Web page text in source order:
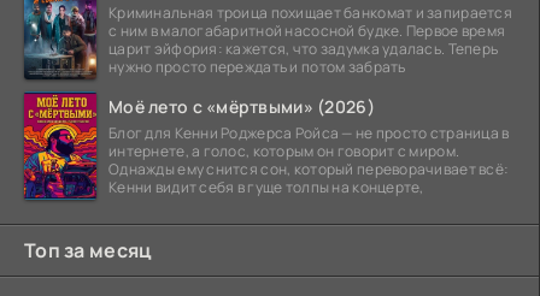
Криминальная троица похищает банкомат и запирается
с ним в малогабаритной насосной будке. Первое время
царит эйфория: кажется, что задумка удалась. Теперь
нужно просто переждать и потом забрать
Моё лето с «мёртвыми» (2026)
Блог для Кенни Роджерса Ройса — не просто страница в
интернете, а голос, которым он говорит с миром.
Однажды ему снится сон, который переворачивает всё:
Кенни видит себя в гуще толпы на концерте,
Топ за месяц